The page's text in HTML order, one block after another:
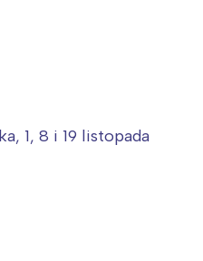
1, 8 i 19 listopada